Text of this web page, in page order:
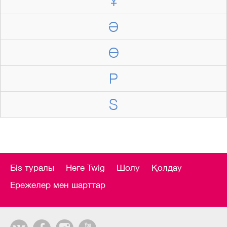
Ә
Ө
P
S
Біз туралы Неге Twig Шолу
Қолдау
Ережелер мен шарттар